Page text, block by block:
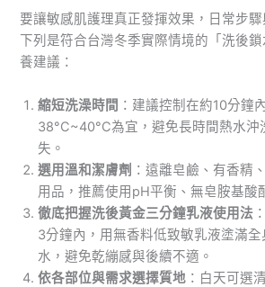
要讓敏感肌護理真正發揮效果，日常步驟
下列是符合台灣冬季實際情境的「洗後
養建議：
縮短洗澡時間 ：建議控制在約10分鐘
38°C~40°C為宜，避免長時間熱水沖
失。
選用溫和潔膚劑 ：遠離皂鹼、有香精
用品，推薦使用pH平衡、無皂胺基酸
徹底把握洗後黃金三分鐘乳液使用法
3分鐘內，用無香料低致敏乳液塗滿全
水，避免乾繃感與後續不適。
依各部位與需求選擇質地 ：白天可選